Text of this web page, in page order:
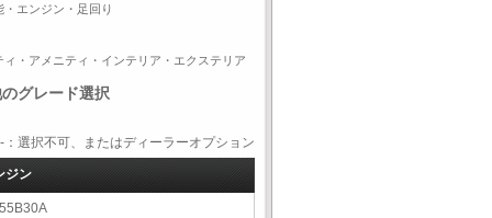
・エンジン・足回り
ィ・アメニティ・インテリア・エクステリア
グレード選択
択不可、またはディーラーオプション
ジン